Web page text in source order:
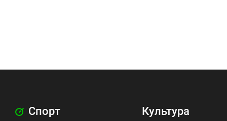
Спорт Культура